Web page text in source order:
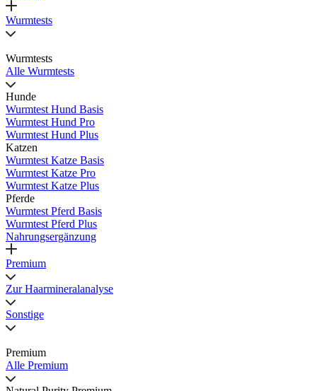
Wurmtests
Wurmtests
Alle Wurmtests
Hunde
Wurmtest Hund Basis
Wurmtest Hund Pro
Wurmtest Hund Plus
Katzen
Wurmtest Katze Basis
Wurmtest Katze Pro
Wurmtest Katze Plus
Pferde
Wurmtest Pferd Basis
Wurmtest Pferd Plus
Nahrungsergänzung
Premium
Zur Haarmineralanalyse
Sonstige
Premium
Alle Premium